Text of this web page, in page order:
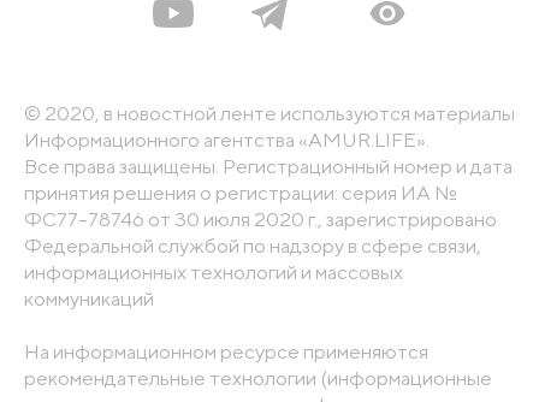
© 2020, в новостной ленте используются материалы
Информационного агентства «AMUR.LIFE».
Все права защищены. Регистрационный номер и дата
принятия решения о регистрации: серия ИА №
ФС77-78746 от 30 июля 2020 г., зарегистрировано
Федеральной службой по надзору в сфере связи,
информационных технологий и массовых
коммуникаций
На информационном ресурсе применяются
рекомендательные технологии (информационные